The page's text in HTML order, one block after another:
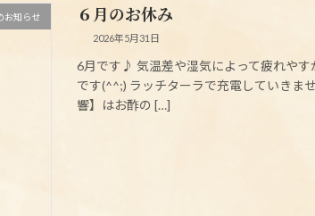
お知らせ ６月のお休み
2026年5月31日
6月です♪ 気温差や湿気によって疲れや
です(^^;) ラッチターラで充電していきま
響】はお酢の […]